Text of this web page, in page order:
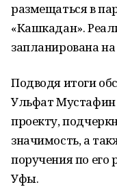
размещаться в
«Кашкадан».
запланирована
Подводя итоги
Ульфат
проекту,
значимость, а
поручения по его
Уфы.